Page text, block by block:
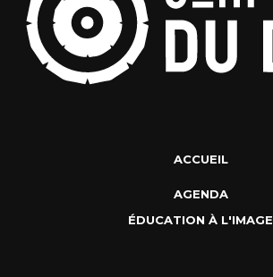
ACCUEIL
AGENDA
ÉDUCATION À L'IMAGE